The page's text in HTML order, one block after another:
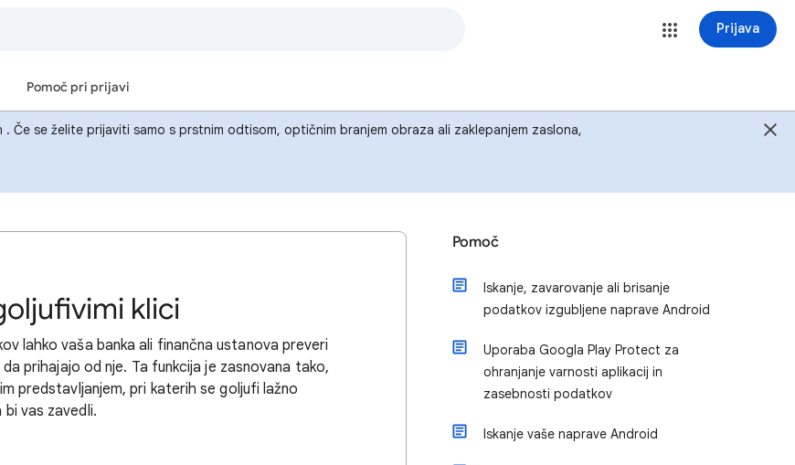
Prijava
Pomoč pri prijavi
Če se želite prijaviti samo s prstnim odtisom, optičnim branjem obraza ali zaklepanjem zaslona,
klici
lahko vaša banka ali finančna ustanova preveri
prihajajo od nje. Ta funkcija je zasnovana tako,
predstavljanjem, pri katerih se goljufi lažno
vas zavedli.
Pomoč
Iskanje, zavarovanje ali brisanje
podatkov izgubljene naprave Android
Uporaba Googla Play Protect za
ohranjanje varnosti aplikacij in
zasebnosti podatkov
Iskanje vaše naprave Android